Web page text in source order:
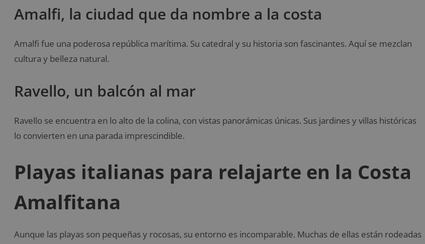
Amalfi, la ciudad que da nombre a la costa
Amalfi fue una poderosa república marítima. Su catedral y su historia son fascinantes. Aquí se mezclan
cultura y belleza natural.
Ravello, un balcón al mar
Ravello se encuentra en lo alto de la colina, con vistas panorámicas únicas. Sus jardines y villas históricas
lo convierten en una parada imprescindible.
Playas italianas para relajarte en la Costa
Amalfitana
Aunque las playas son pequeñas y rocosas, su entorno es incomparable. Muchas de ellas están rodeadas